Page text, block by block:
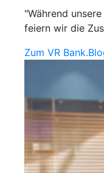
"Während
feiern wir die
Zum VR